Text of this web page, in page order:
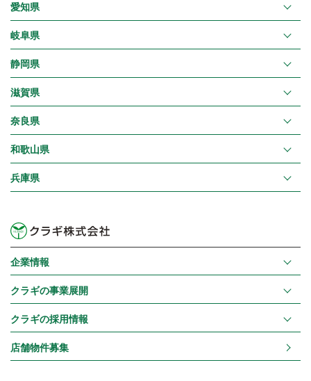
愛知県
岐阜県
静岡県
滋賀県
奈良県
和歌山県
兵庫県
企業情報
クラギの事業展開
クラギの採用情報
店舗物件募集